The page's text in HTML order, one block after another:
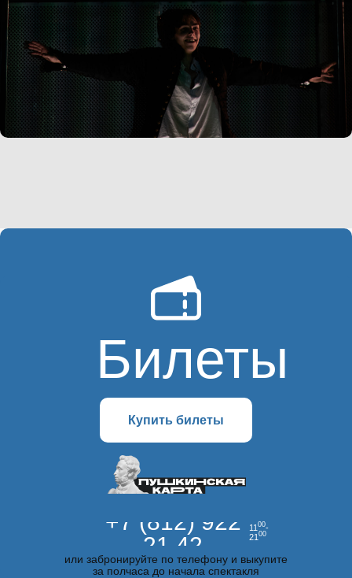
Билеты
Купить билеты
+7 (812) 922
21 42
11 00-
21 00
или забронируйте по телефону и выкупите
за полчаса до начала спектакля